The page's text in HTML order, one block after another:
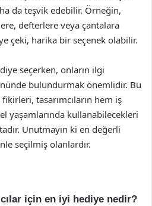
da teşvik edebilir. Örneğin,
defterlere veya çantalara
çeki, harika bir seçenek olabilir.
seçerken, onların ilgi
bulundurmak önemlidir. Bu
tasarımcıların hem iş
yaşamlarında kullanabilecekleri
Unutmayın ki en değerli
seçilmiş olanlardır.
için en iyi hediye nedir?